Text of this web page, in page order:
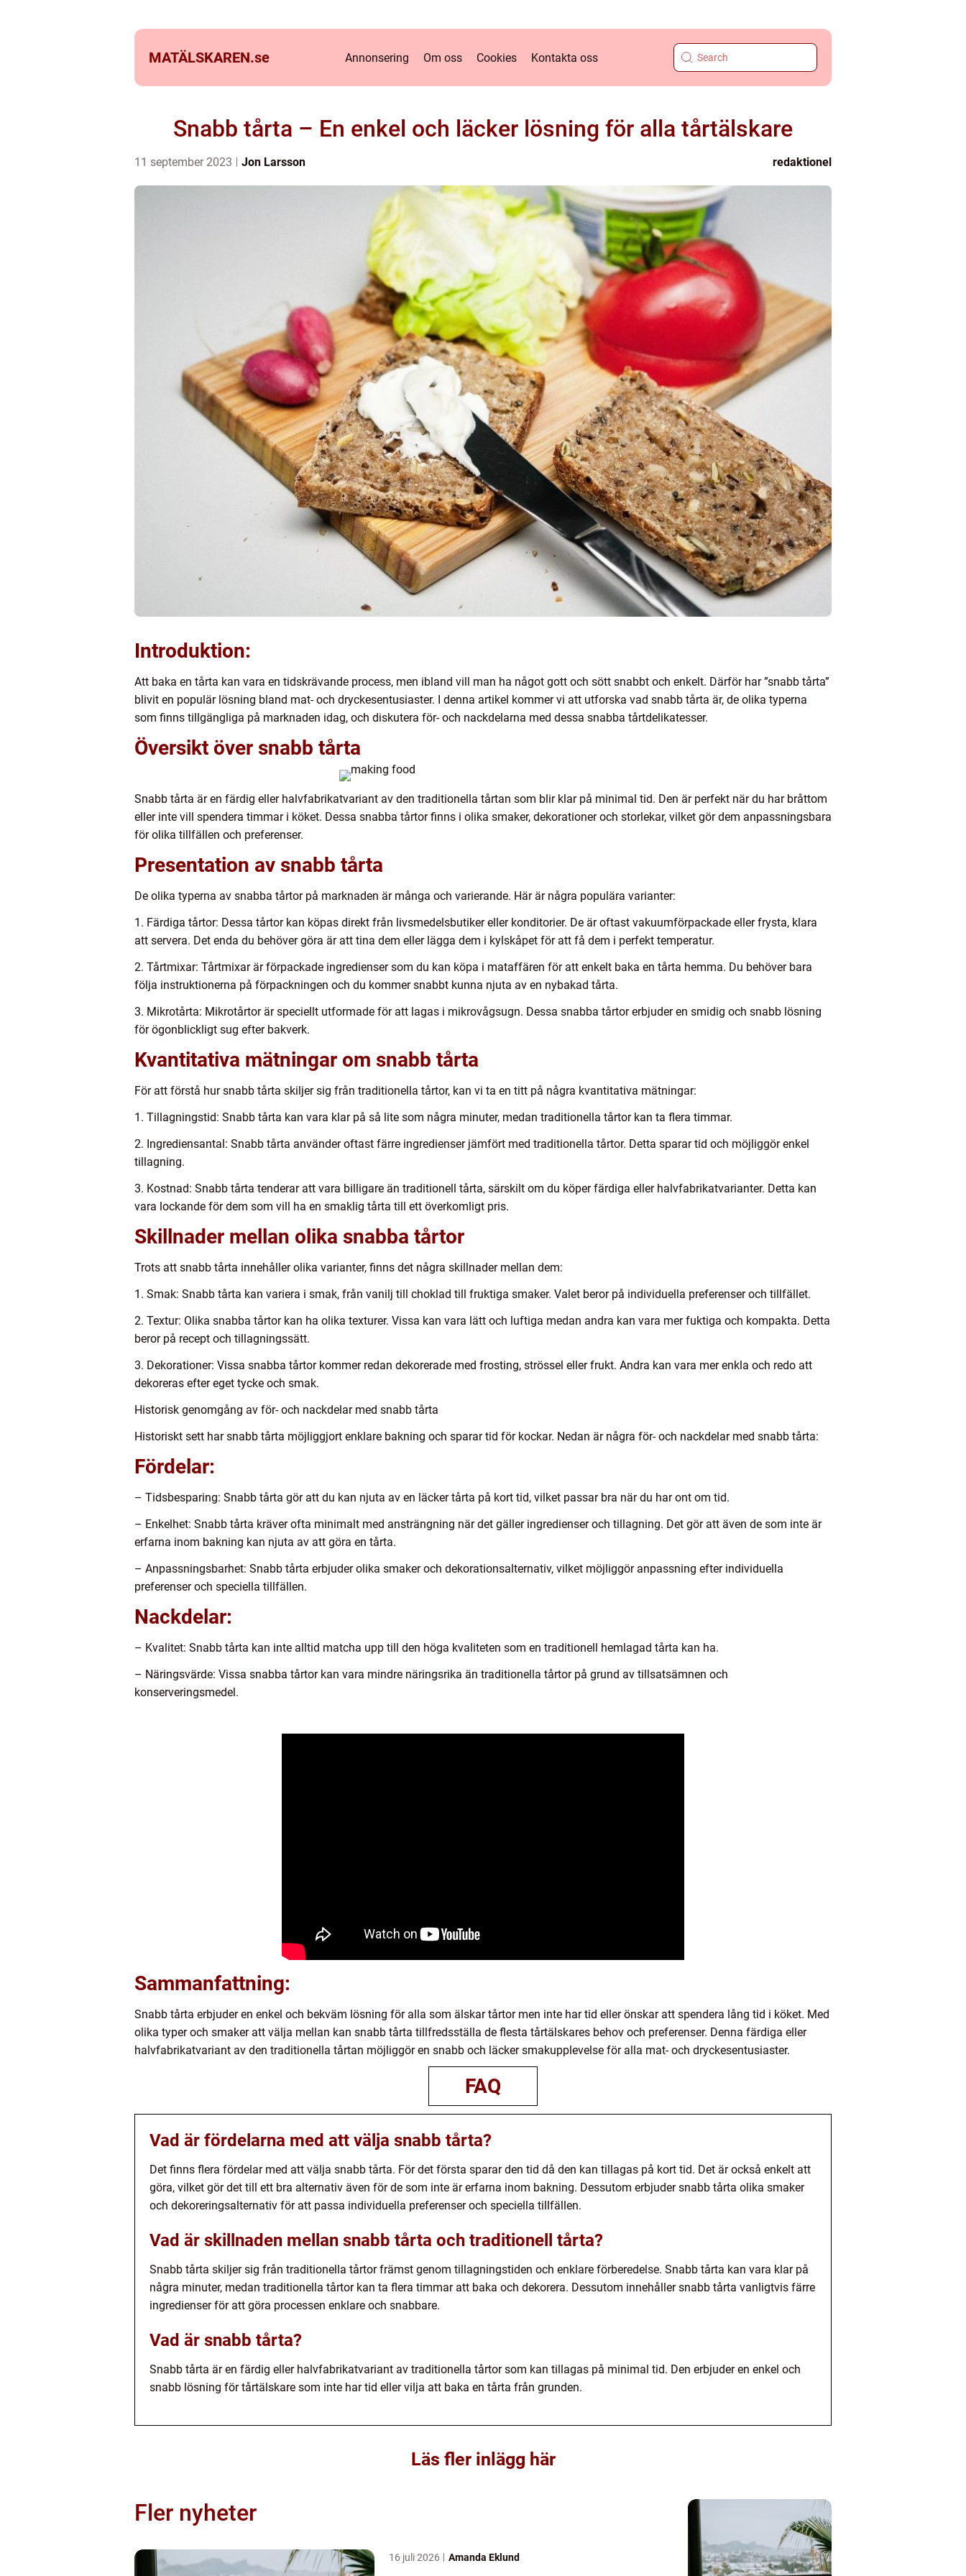
MATÄLSKAREN.se Annonsering Om oss Cookies Kontakta oss
Snabb tårta – En enkel och läcker lösning för alla tårtälskare
11 september 2023 Jon Larsson redaktionel
Introduktion:
Att baka en tårta kan vara en tidskrävande process, men ibland vill man ha något gott och sött snabbt och enkelt. Därför har ”snabb tårta”
blivit en populär lösning bland mat- och dryckesentusiaster. I denna artikel kommer vi att utforska vad snabb tårta är, de olika typerna
som finns tillgängliga på marknaden idag, och diskutera för- och nackdelarna med dessa snabba tårtdelikatesser.
Översikt över snabb tårta
Snabb tårta är en färdig eller halvfabrikatvariant av den traditionella tårtan som blir klar på minimal tid. Den är perfekt när du har bråttom
eller inte vill spendera timmar i köket. Dessa snabba tårtor finns i olika smaker, dekorationer och storlekar, vilket gör dem anpassningsbara
för olika tillfällen och preferenser.
Presentation av snabb tårta
De olika typerna av snabba tårtor på marknaden är många och varierande. Här är några populära varianter:
1. Färdiga tårtor: Dessa tårtor kan köpas direkt från livsmedelsbutiker eller konditorier. De är oftast vakuumförpackade eller frysta, klara
att servera. Det enda du behöver göra är att tina dem eller lägga dem i kylskåpet för att få dem i perfekt temperatur.
2. Tårtmixar: Tårtmixar är förpackade ingredienser som du kan köpa i mataffären för att enkelt baka en tårta hemma. Du behöver bara
följa instruktionerna på förpackningen och du kommer snabbt kunna njuta av en nybakad tårta.
3. Mikrotårta: Mikrotårtor är speciellt utformade för att lagas i mikrovågsugn. Dessa snabba tårtor erbjuder en smidig och snabb lösning
för ögonblickligt sug efter bakverk.
Kvantitativa mätningar om snabb tårta
För att förstå hur snabb tårta skiljer sig från traditionella tårtor, kan vi ta en titt på några kvantitativa mätningar:
1. Tillagningstid: Snabb tårta kan vara klar på så lite som några minuter, medan traditionella tårtor kan ta flera timmar.
2. Ingrediensantal: Snabb tårta använder oftast färre ingredienser jämfört med traditionella tårtor. Detta sparar tid och möjliggör enkel
tillagning.
3. Kostnad: Snabb tårta tenderar att vara billigare än traditionell tårta, särskilt om du köper färdiga eller halvfabrikatvarianter. Detta kan
vara lockande för dem som vill ha en smaklig tårta till ett överkomligt pris.
Skillnader mellan olika snabba tårtor
Trots att snabb tårta innehåller olika varianter, finns det några skillnader mellan dem:
1. Smak: Snabb tårta kan variera i smak, från vanilj till choklad till fruktiga smaker. Valet beror på individuella preferenser och tillfället.
2. Textur: Olika snabba tårtor kan ha olika texturer. Vissa kan vara lätt och luftiga medan andra kan vara mer fuktiga och kompakta. Detta
beror på recept och tillagningssätt.
3. Dekorationer: Vissa snabba tårtor kommer redan dekorerade med frosting, strössel eller frukt. Andra kan vara mer enkla och redo att
dekoreras efter eget tycke och smak.
Historisk genomgång av för- och nackdelar med snabb tårta
Historiskt sett har snabb tårta möjliggjort enklare bakning och sparar tid för kockar. Nedan är några för- och nackdelar med snabb tårta:
Fördelar:
– Tidsbesparing: Snabb tårta gör att du kan njuta av en läcker tårta på kort tid, vilket passar bra när du har ont om tid.
– Enkelhet: Snabb tårta kräver ofta minimalt med ansträngning när det gäller ingredienser och tillagning. Det gör att även de som inte är
erfarna inom bakning kan njuta av att göra en tårta.
– Anpassningsbarhet: Snabb tårta erbjuder olika smaker och dekorationsalternativ, vilket möjliggör anpassning efter individuella
preferenser och speciella tillfällen.
Nackdelar:
– Kvalitet: Snabb tårta kan inte alltid matcha upp till den höga kvaliteten som en traditionell hemlagad tårta kan ha.
– Näringsvärde: Vissa snabba tårtor kan vara mindre näringsrika än traditionella tårtor på grund av tillsatsämnen och
konserveringsmedel.
Sammanfattning:
Snabb tårta erbjuder en enkel och bekväm lösning för alla som älskar tårtor men inte har tid eller önskar att spendera lång tid i köket. Med
olika typer och smaker att välja mellan kan snabb tårta tillfredsställa de flesta tårtälskares behov och preferenser. Denna färdiga eller
halvfabrikatvariant av den traditionella tårtan möjliggör en snabb och läcker smakupplevelse för alla mat- och dryckesentusiaster.
FAQ
Vad är fördelarna med att välja snabb tårta?
Det finns flera fördelar med att välja snabb tårta. För det första sparar den tid då den kan tillagas på kort tid. Det är också enkelt att
göra, vilket gör det till ett bra alternativ även för de som inte är erfarna inom bakning. Dessutom erbjuder snabb tårta olika smaker
och dekoreringsalternativ för att passa individuella preferenser och speciella tillfällen.
Vad är skillnaden mellan snabb tårta och traditionell tårta?
Snabb tårta skiljer sig från traditionella tårtor främst genom tillagningstiden och enklare förberedelse. Snabb tårta kan vara klar på
några minuter, medan traditionella tårtor kan ta flera timmar att baka och dekorera. Dessutom innehåller snabb tårta vanligtvis färre
ingredienser för att göra processen enklare och snabbare.
Vad är snabb tårta?
Snabb tårta är en färdig eller halvfabrikatvariant av traditionella tårtor som kan tillagas på minimal tid. Den erbjuder en enkel och
snabb lösning för tårtälskare som inte har tid eller vilja att baka en tårta från grunden.
Läs fler inlägg här
Fler nyheter
16 juli 2026 Amanda Eklund